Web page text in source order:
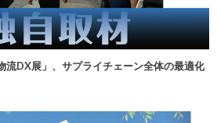
流DX展」、サプライチェーン全体の最適化